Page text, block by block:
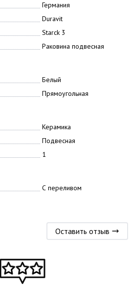
Германия
Duravit
Starck 3
Раковина подвесная
Белый
Прямоугольная
Керамика
Подвесная
1
С переливом
Оставить отзыв